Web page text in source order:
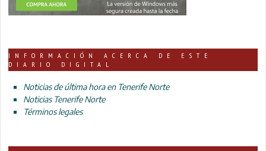
INFORMACIÓN ACERCA DE ESTE
DIARIO DIGITAL
Noticias de última hora en Tenerife Norte
Noticias Tenerife Norte
Términos legales